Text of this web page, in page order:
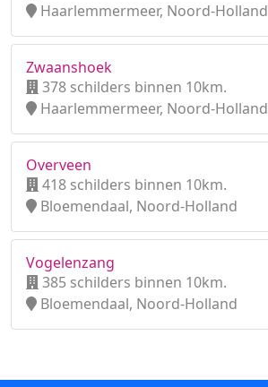
Haarlemmermeer, Noord-Holland
Zwaanshoek
378 schilders binnen 10km.
Haarlemmermeer, Noord-Holland
Overveen
418 schilders binnen 10km.
Bloemendaal, Noord-Holland
Vogelenzang
385 schilders binnen 10km.
Bloemendaal, Noord-Holland